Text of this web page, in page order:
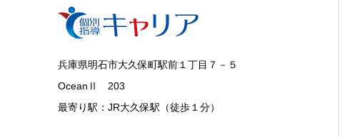
兵庫県明石市大久保町駅前１丁目７－５
OceanⅡ 203
最寄り駅：JR大久保駅（徒歩１分）